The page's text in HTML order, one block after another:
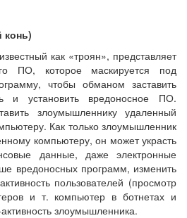
конь)
как «троян», представляет
ПО, которое маскируется под
чтобы обманом заставить
и установить вредоносное ПО.
злоумышленнику удаленный
Как только злоумышленник
компьютеру, он может украсть
данные, даже электронные
вредоносных программ, изменить
пользователей (просмотр
и т. компьютер в ботнетах и
злоумышленника.